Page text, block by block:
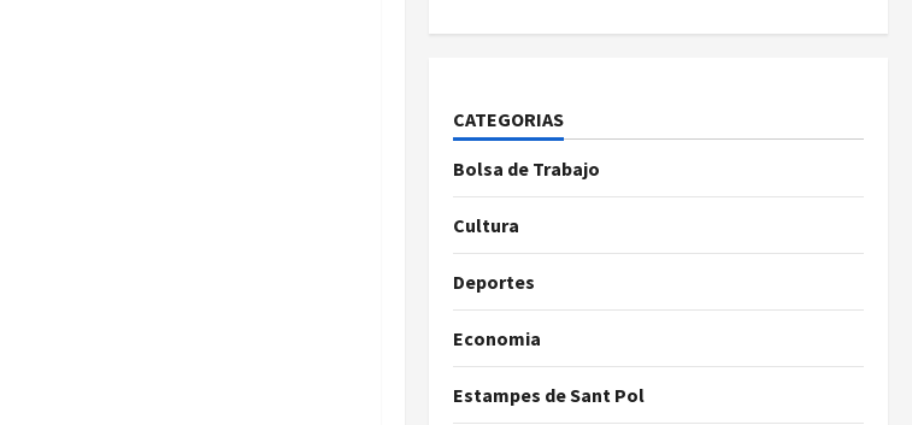
CATEGORIAS
Bolsa de Trabajo
Cultura
Deportes
Economia
Estampes de Sant Pol